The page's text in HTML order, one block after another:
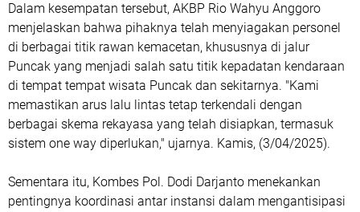
Dalam kesempatan tersebut, AKBP Rio Wahyu Anggoro
menjelaskan bahwa pihaknya telah menyiagakan personel
di berbagai titik rawan kemacetan, khususnya di jalur
Puncak yang menjadi salah satu titik kepadatan kendaraan
di tempat tempat wisata Puncak dan sekitarnya. "Kami
memastikan arus lalu lintas tetap terkendali dengan
berbagai skema rekayasa yang telah disiapkan, termasuk
sistem one way diperlukan," ujarnya. Kamis, (3/04/2025).
Sementara itu, Kombes Pol. Dodi Darjanto menekankan
pentingnya koordinasi antar instansi dalam mengantisipasi